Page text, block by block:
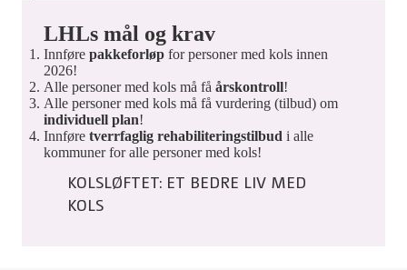
LHLs mål og krav
Innføre pakkeforløp for personer med kols innen
2026!
Alle personer med kols må få årskontroll!
Alle personer med kols må få vurdering (tilbud) om
individuell plan!
Innføre tverrfaglig rehabiliteringstilbud i alle
kommuner for alle personer med kols!
KOLSLØFTET: ET BEDRE LIV MED
KOLS